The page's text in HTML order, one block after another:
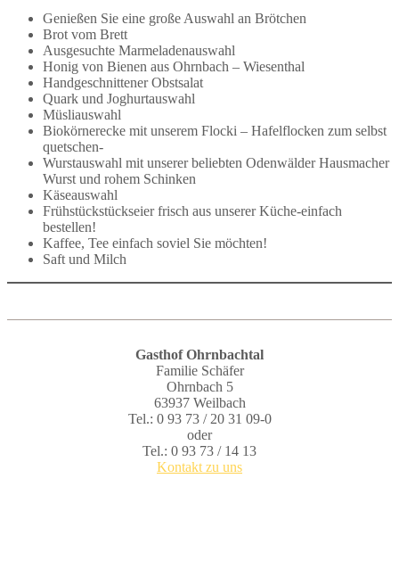
Genießen Sie eine große Auswahl an Brötchen
Brot vom Brett
Ausgesuchte Marmeladenauswahl
Honig von Bienen aus Ohrnbach – Wiesenthal
Handgeschnittener Obstsalat
Quark und Joghurtauswahl
Müsliauswahl
Biokörnerecke mit unserem Flocki – Hafelflocken zum selbst
quetschen-
Wurstauswahl mit unserer beliebten Odenwälder Hausmacher
Wurst und rohem Schinken
Käseauswahl
Frühstückstückseier frisch aus unserer Küche-einfach
bestellen!
Kaffee, Tee einfach soviel Sie möchten!
Saft und Milch
Gasthof Ohrnbachtal
Familie Schäfer
Ohrnbach 5
63937 Weilbach
Tel.: 0 93 73 / 20 31 09-0
oder
Tel.: 0 93 73 / 14 13
Kontakt zu uns